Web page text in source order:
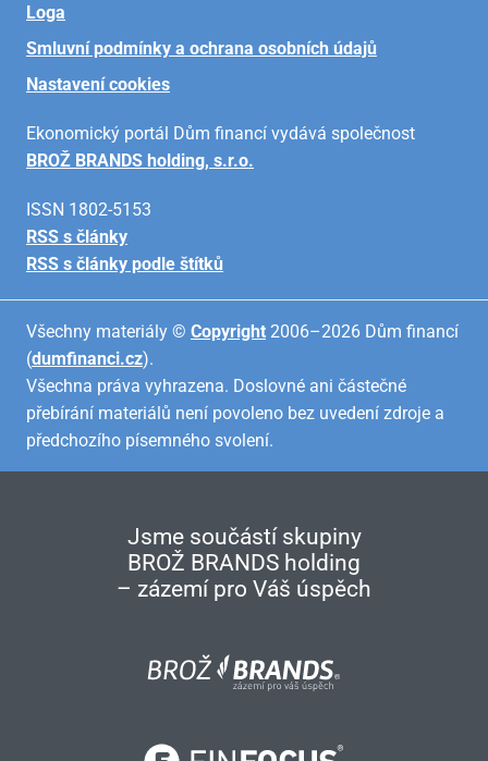
Loga
Smluvní podmínky a ochrana osobních údajů
Nastavení cookies
Ekonomický portál Dům financí vydává společnost
BROŽ BRANDS holding, s.r.o.
ISSN 1802-5153
RSS s články
RSS s články podle štítků
Všechny materiály © Copyright 2006–2026 Dům financí
(dumfinanci.cz).
Všechna práva vyhrazena. Doslovné ani částečné
přebírání materiálů není povoleno bez uvedení zdroje a
předchozího písemného svolení.
Jsme součástí skupiny
BROŽ BRANDS holding
– zázemí pro Váš úspěch